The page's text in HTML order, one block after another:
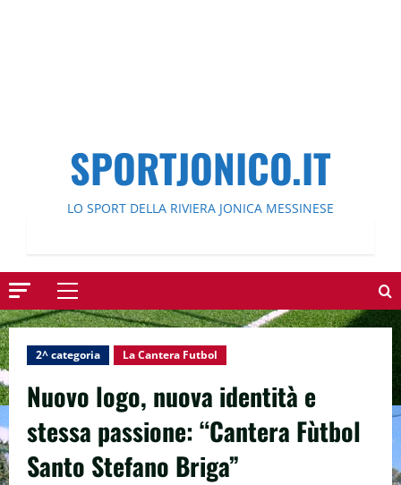
SPORTJONICO.IT
LO SPORT DELLA RIVIERA JONICA MESSINESE
Menu
principale
2^ categoria La Cantera Futbol
Nuovo logo, nuova identità e
stessa passione: “Cantera Fùtbol
Santo Stefano Briga”